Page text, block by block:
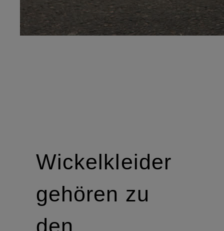
Wickelkleider
gehören zu
den